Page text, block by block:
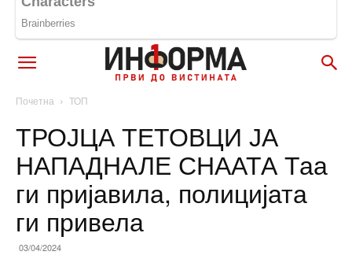
Почетна ТОП
ТРОЈЦА ТЕТОВЦИ ЈА
НАПАДНАЛЕ СНААТА Таа
ги пријавила, полицијата
ги привела
03/04/2024